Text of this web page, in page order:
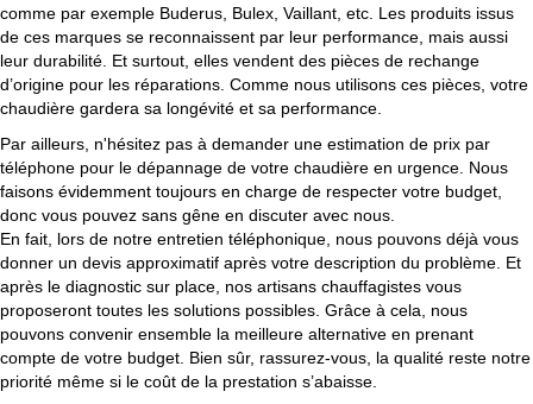
comme par exemple Buderus, Bulex, Vaillant, etc. Les produits issus
de ces marques se reconnaissent par leur performance, mais aussi
leur durabilité. Et surtout, elles vendent des pièces de rechange
d’origine pour les réparations. Comme nous utilisons ces pièces, votre
chaudière gardera sa longévité et sa performance.
Par ailleurs, n'hésitez pas à demander une estimation de prix par
téléphone pour le dépannage de votre chaudière en urgence. Nous
faisons évidemment toujours en charge de respecter votre budget,
donc vous pouvez sans gêne en discuter avec nous.
En fait, lors de notre entretien téléphonique, nous pouvons déjà vous
donner un devis approximatif après votre description du problème. Et
après le diagnostic sur place, nos artisans chauffagistes vous
proposeront toutes les solutions possibles. Grâce à cela, nous
pouvons convenir ensemble la meilleure alternative en prenant
compte de votre budget. Bien sûr, rassurez-vous, la qualité reste notre
priorité même si le coût de la prestation s’abaisse.